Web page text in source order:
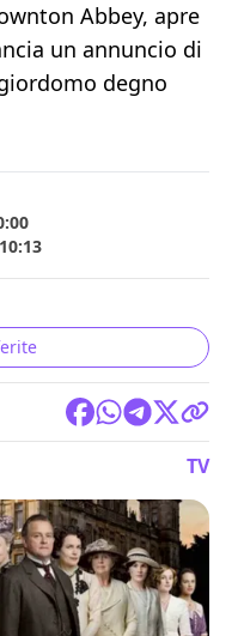
Abbey, apre
un annuncio di
degno
TV